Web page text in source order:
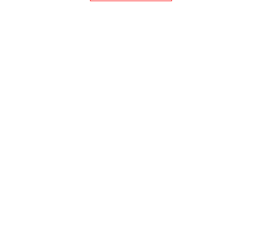
กำลังเปลี่ยนแปลงธุรกิจจากพื้นฐานในเกือบทุกอุตสาหกรรม